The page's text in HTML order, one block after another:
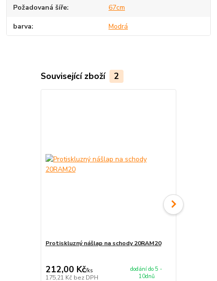
Požadovaná šíře 67cm
barva Modrá
Související zboží 2
Protiskluzný nášlap na schody 20RAM20
212,00 Kč/ks
175,21 Kč bez DPH
dodání do 5 -
10dnů